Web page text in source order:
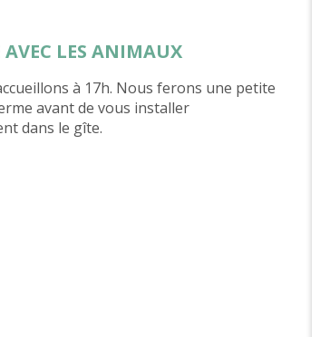
AVEC LES ANIMAUX
à 17h. Nous ferons une petite
avant de vous installer
dans le gîte.